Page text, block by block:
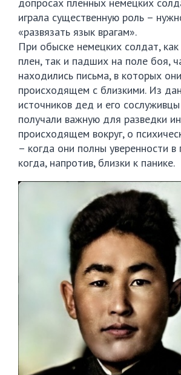
допросах пленных немецких
играла существенную роль –
«развязать язык врагам».
При обыске немецких солдат,
плен, так и падших на поле боя,
находились письма, в которых
происходящем с близкими. Из
источников дед и его
получали важную для разведки
происходящем вокруг, о
– когда они полны уверенности в
когда, напротив, близки к панике.